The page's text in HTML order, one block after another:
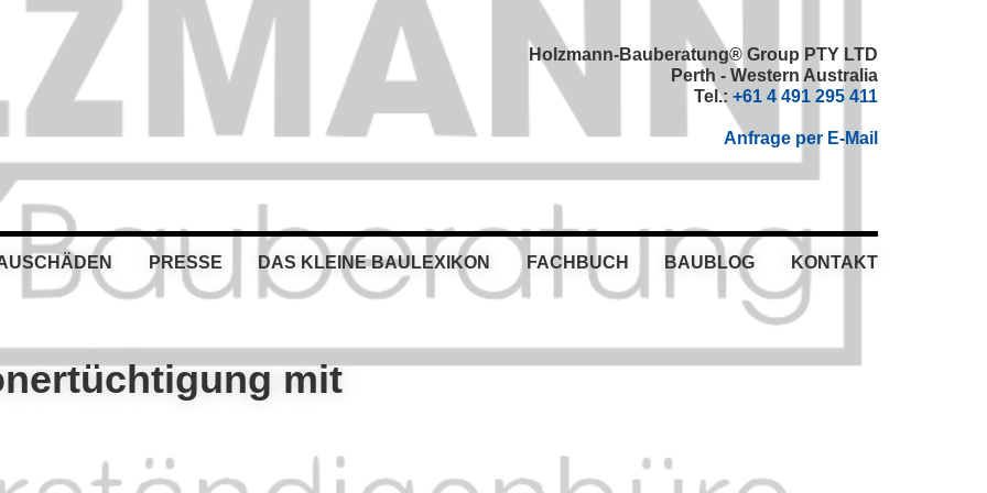
Holzmann-Bauberatung® Group PTY LTD
Perth - Western Australia
Tel.: +61 4 491 295 411
Anfrage per E-Mail
PRESSE DAS KLEINE BAULEXIKON FACHBUCH BAUBLOG KONTAKT
mit